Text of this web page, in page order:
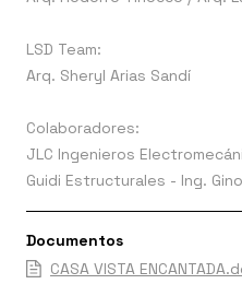
LSD Team:
Arq. Sheryl Arias Sandí
Colaboradores:
JLC Ingenieros
Guidi Estructurales - Ing.
Documentos
CASA VISTA